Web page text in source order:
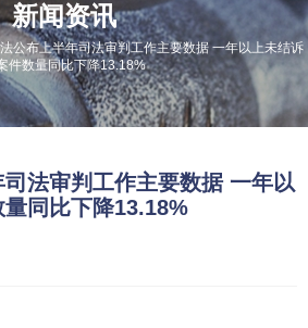
新闻资讯
公布上半年司法审判工作主要数据 一年以上未结诉
件数量同比下降13.18%
法审判工作主要数据 一年以
同比下降13.18%